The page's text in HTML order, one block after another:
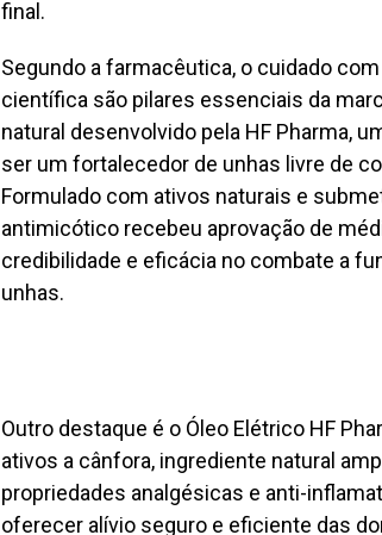
final.
Segundo a farmacêutica, o cuidado
científica são pilares essenciais da
natural desenvolvido pela HF Pharma,
ser um fortalecedor de unhas livre de
Formulado com ativos naturais e
antimicótico recebeu aprovação de
credibilidade e eficácia no combate a
unhas.
Outro destaque é o Óleo Elétrico HF
ativos a cânfora, ingrediente natural
propriedades analgésicas e anti-
oferecer alívio seguro e eficiente das